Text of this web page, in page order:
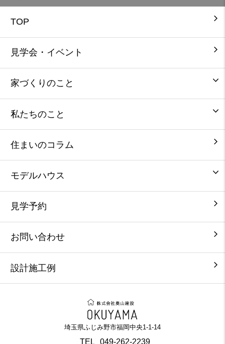
TOP
見学会・イベント
家づくりのこと
私たちのこと
住まいのコラム
モデルハウス
見学予約
お問い合わせ
設計施工例
埼玉県ふじみ野市福岡中央1-1-14
TEL 049-262-2239